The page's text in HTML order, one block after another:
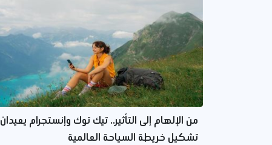
من الإلهام إلى التأثير.. تيك توك وإنستجرام يعيدان
تشكيل خريطة السياحة العالمية